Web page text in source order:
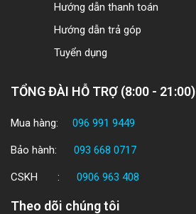
Hướng dẫn thanh toán
Hướng dẫn trả góp
Tuyển dụng
TỔNG ĐÀI HỖ TRỢ (8:00 - 21:00)
Mua hàng: 096 991 9449
Bảo hành: 093 668 0717
CSKH : 0906 963 408
Theo dõi chúng tôi